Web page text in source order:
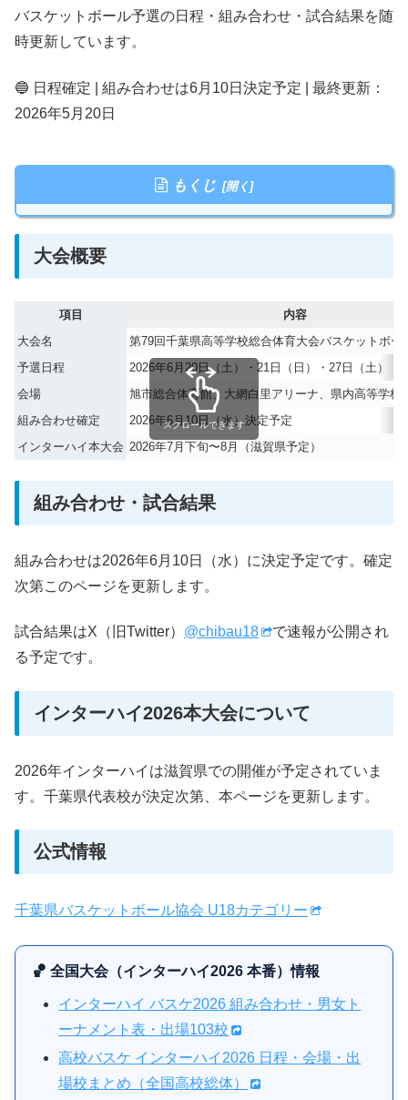
バスケットボール予選の日程・組み合わせ・試合結果を随
時更新しています。
🔵 日程確定 | 組み合わせは6月10日決定予定 | 最終更新：
2026年5月20日
もくじ
大会概要
項目
内容
大会名
第79回千葉県高等学校総合体育大会バスケットボー
予選日程
2026年6月20日（土）・21日（日）・27日（土）・
会場
旭市総合体育館、大網白里アリーナ、県内高等学校
組み合わせ確定
2026年6月10日（水）決定予定
インターハイ本大会 2026年7月下旬〜8月（滋賀県予定）
スクロールできます
組み合わせ・試合結果
組み合わせは2026年6月10日（水）に決定予定です。確定
次第このページを更新します。
試合結果はX（旧Twitter） @chibau18
で速報が公開され
る予定です。
インターハイ2026本大会について
2026年インターハイは滋賀県での開催が予定されていま
す。千葉県代表校が決定次第、本ページを更新します。
公式情報
千葉県バスケットボール協会 U18カテゴリー
🏀 全国大会（インターハイ2026 本番）情報
インターハイ バスケ2026 組み合わせ・男女ト
ーナメント表・出場103校
高校バスケ インターハイ2026 日程・会場・出
場校まとめ（全国高校総体）